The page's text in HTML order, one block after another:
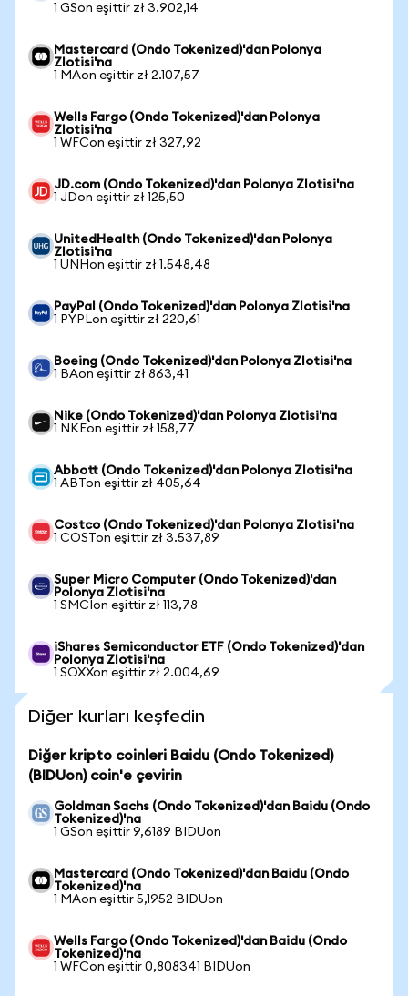
1 GSon eşittir zł 3.902,14
Mastercard (Ondo Tokenized)'dan Polonya
Zlotisi'na
1 MAon eşittir zł 2.107,57
Wells Fargo (Ondo Tokenized)'dan Polonya
Zlotisi'na
1 WFCon eşittir zł 327,92
JD.com (Ondo Tokenized)'dan Polonya Zlotisi'na
1 JDon eşittir zł 125,50
UnitedHealth (Ondo Tokenized)'dan Polonya
Zlotisi'na
1 UNHon eşittir zł 1.548,48
PayPal (Ondo Tokenized)'dan Polonya Zlotisi'na
1 PYPLon eşittir zł 220,61
Boeing (Ondo Tokenized)'dan Polonya Zlotisi'na
1 BAon eşittir zł 863,41
Nike (Ondo Tokenized)'dan Polonya Zlotisi'na
1 NKEon eşittir zł 158,77
Abbott (Ondo Tokenized)'dan Polonya Zlotisi'na
1 ABTon eşittir zł 405,64
Costco (Ondo Tokenized)'dan Polonya Zlotisi'na
1 COSTon eşittir zł 3.537,89
Super Micro Computer (Ondo Tokenized)'dan
Polonya Zlotisi'na
1 SMCIon eşittir zł 113,78
iShares Semiconductor ETF (Ondo Tokenized)'dan
Polonya Zlotisi'na
1 SOXXon eşittir zł 2.004,69
Diğer kurları keşfedin
Diğer kripto coinleri Baidu (Ondo Tokenized)
(BIDUon) coin'e çevirin
Goldman Sachs (Ondo Tokenized)'dan Baidu (Ondo
Tokenized)'na
1 GSon eşittir 9,6189 BIDUon
Mastercard (Ondo Tokenized)'dan Baidu (Ondo
Tokenized)'na
1 MAon eşittir 5,1952 BIDUon
Wells Fargo (Ondo Tokenized)'dan Baidu (Ondo
Tokenized)'na
1 WFCon eşittir 0,808341 BIDUon